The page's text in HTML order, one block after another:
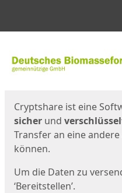
Cryptshare ist eine
sicher und
Transfer an eine
können.
Um die Daten zu
‘Bereitstellen’.